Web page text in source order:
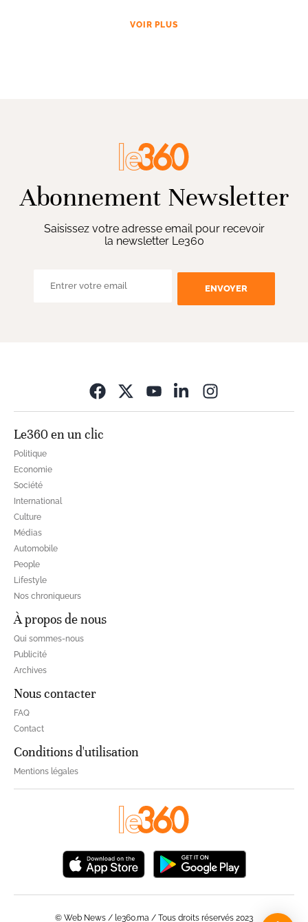
VOIR PLUS
Abonnement Newsletter
Saisissez votre adresse email pour recevoir
la newsletter Le360
ENVOYER
Le360 en un clic
Politique
Economie
Société
International
Culture
Médias
Automobile
People
Lifestyle
Nos chroniqueurs
À propos de nous
Qui sommes-nous
Publicité
Archives
Nous contacter
FAQ
Contact
Conditions d'utilisation
Mentions légales
© Web News / le360.ma / Tous droits réservés 2023